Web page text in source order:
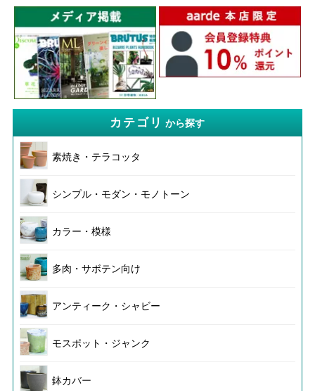
カテゴリ から探す
素焼き・テラコッタ
シンプル・モダン・モノトーン
カラー・模様
多肉・サボテン向け
アンティーク・シャビー
モスポット・ジャンク
鉢カバー